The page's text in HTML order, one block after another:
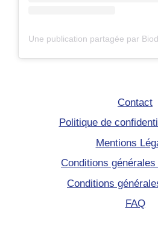
Contact
Politique de
Mentions
Conditions générales
Conditions
FAQ